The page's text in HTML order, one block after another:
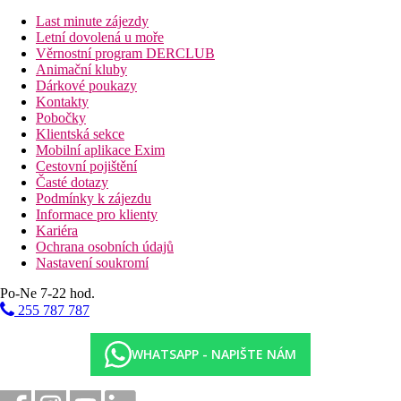
Neomezená konzumace alkoholických a nealkoholických
nápojů místních i prémiových značek
Služby komorníka
Welcome drink – tequila nebo mezcal ochutnávka
Bali beds na pláži
Obsluha na pláži
Minibar na pokoji (denně doplňovaný), snack na pokoji
Wifi připojení
Nemotorizované vodní sporty (kajak a paddle board),
lekce španělštiny, jóga, aqua aerobik, lekce latinských
tanců, lekce vaření
Pláž
Krásná písečná pláž Maroma u hotelu, lehátka zdarma, bali
beds.
Sportovní nabídka
Zdarma
Za poplatek:
Hotel je pouze pro dospělé osoby.
Zdarma: WiFi v resortu a na pokojích
Last minute zájezdy
Letní dovolená u moře
Věrnostní program DERCLUB
Animační kluby
Dárkové poukazy
Kontakty
Pobočky
Klientská sekce
Mobilní aplikace Exim
Cestovní pojištění
Časté dotazy
Podmínky k zájezdu
Informace pro klienty
Kariéra
Ochrana osobních údajů
Nastavení soukromí
Po-Ne 7-22 hod.
255 787 787
WHATSAPP - NAPIŠTE NÁM